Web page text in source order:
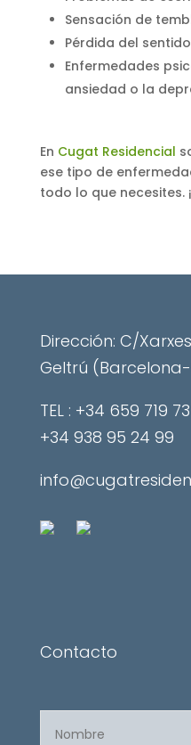
Sensación de
Pérdida del
Enfermedades
ansiedad o la
En Cugat Residencial
ese tipo de
todo lo que necesites.
Dirección: C/
Geltrú
​TEL : +34 659 719
+34 938 95 24 99
Contacto